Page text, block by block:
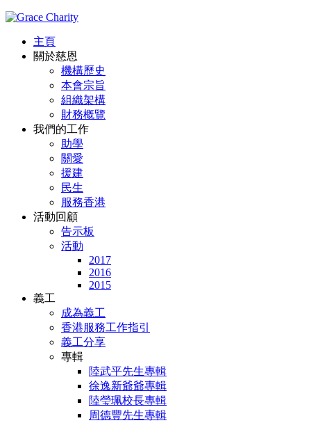
主頁
關於慈恩
機構歷史
本會宗旨
組織架構
財務概覽
我們的工作
助學
關愛
援建
民生
服務香港
活動回顧
告示板
活動
2017
2016
2015
義工
成為義工
香港服務工作指引
義工分享
專輯
陸武平先生專輯
徐逸新爺爺專輯
陸瑩珮校長專輯
周德豐先生專輯